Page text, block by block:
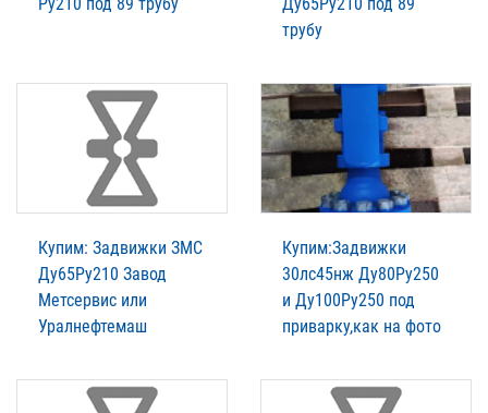
трубу
Купим: Задвижки ЗМС
Ду65Ру210 Завод
Метсервис или
Уралнефтемаш
Купим:Задвижки
30лс45нж Ду80Ру250
и Ду100Ру250 под
приварку,как на фото